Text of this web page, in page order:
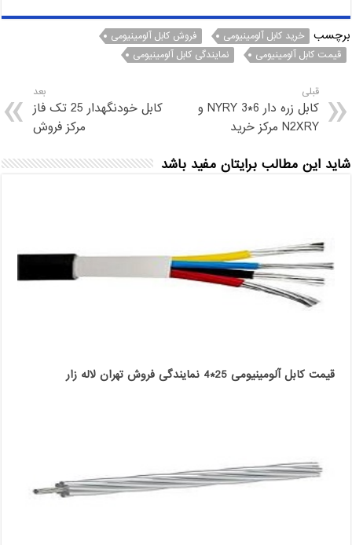
برچسب خرید کابل آلومینیومی
فروش کابل آلومینیومی
قیمت کابل آلومینیومی
نمایندگی کابل آلومینیومی
قبلی
کابل زره دار 6*3 NYRY و
N2XRY مرکز خرید
بعد
کابل خودنگهدار 25 تک فاز
مرکز فروش
شاید این مطالب برایتان مفید باشد
قیمت کابل آلومینیومی 25*4 نمایندگی فروش تهران لاله زار